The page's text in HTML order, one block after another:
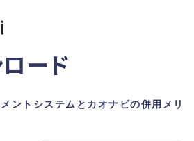
ード
ントシステムとカオナビの併用メリ